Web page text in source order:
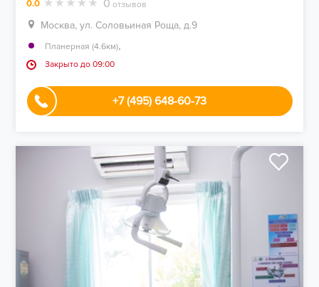
0.0 0 отзывов
Москва, ул. Соловьиная Роща, д.9
Планерная (4.6км),
Закрыто до 09:00
+7 (495) 648-60-73